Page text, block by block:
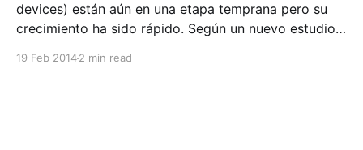
devices) están aún en una etapa temprana pero su
crecimiento ha sido rápido. Según un nuevo estudio
19 Feb 20142 min read